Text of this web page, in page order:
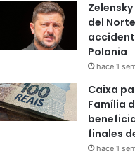
del
Polonia
hace 1
Caixa
Família
finales
hace 1